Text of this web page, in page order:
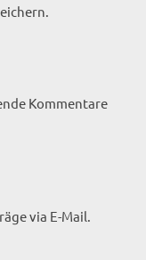
Kommentare
via E-Mail.